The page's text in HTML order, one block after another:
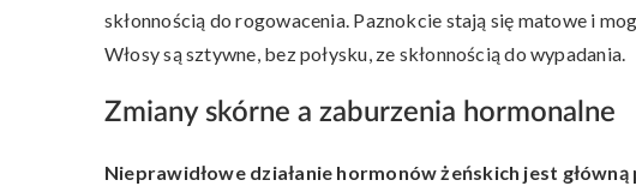
skłonnością do rogowacenia. Paznokcie stają się matowe i
Włosy są sztywne, bez połysku, ze skłonnością do wypadania.
Zmiany skórne a zaburzenia hormonalne
Nieprawidłowe działanie hormonówżeńskich jest